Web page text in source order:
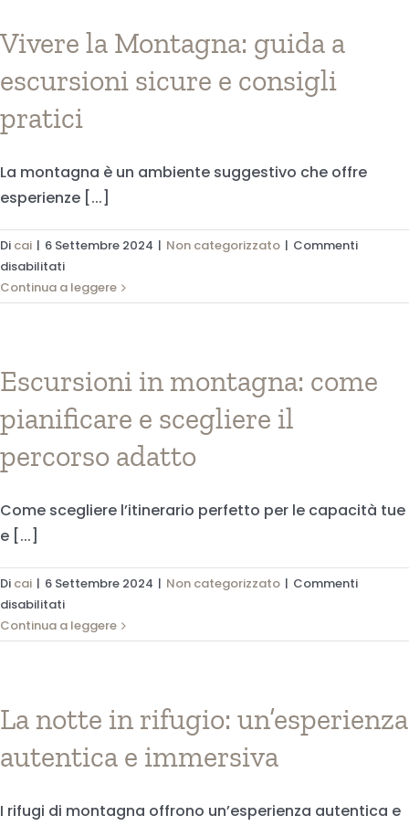
dalle
Alte
Vie
ai
cammini
Vivere la Montagna: guida a
escursioni sicure e consigli
pratici
La montagna è un ambiente suggestivo che offre
esperienze [...]
Di cai | 6 Settembre 2024 | Non categorizzato | Commenti
disabilitatisu
Vivere
la
escursioni
sicure
e
consigli
Continua a leggere
Escursioni in montagna: come
pianificare e scegliere il
percorso adatto
Come scegliere l’itinerario perfetto per le capacità tue
e [...]
Di cai | 6 Settembre 2024 | Non categorizzato | Commenti
disabilitatisu
Escursioni
in
pianificare
e
scegliere
il
adatto
Continua a leggere
La notte in rifugio: un’esperienza
autentica e immersiva
I rifugi di montagna offrono un’esperienza autentica e